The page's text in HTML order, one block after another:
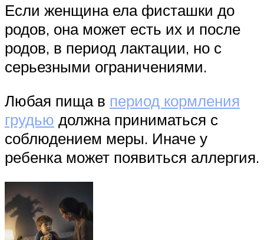
Если женщина ела фисташки до
родов, она может есть их и после
родов, в период лактации, но с
серьезными ограничениями.
Любая пища в период кормления
грудью должна приниматься с
соблюдением меры. Иначе у
ребенка может появиться аллергия.